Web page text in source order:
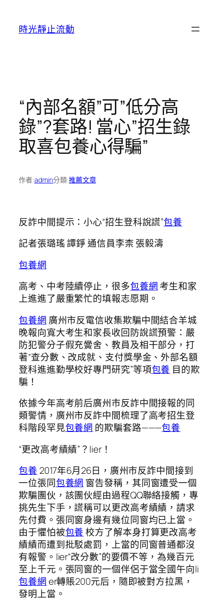
時光靜止流動
“內部名額”可”低分高
錄”?套路! 當心”招生錄
取喜包養心得騙”
作者:admin分類:推薦文章
反詐中間提示：小心“招生登科說謊”包養
記者張璐瑤 譚錚 通信員李柰 張毅濤
包養網
高考、中考陸續停止，很多包養網考生和家
上進進了嚴重繁忙的填報志愿期。
包養網 廣州市反電信收集欺騙中間結合羊城
晚報向寬大考生和家長收回防說謊預警：嚴
防犯警分子假充黌舍、教員及相干部分，打
著“查分數、改成就、支付獎學金、外部名額
登科進進勤學校好專門研究”等項包養 目的欺
騙！
依據今年高考前后廣州市反詐中間接報的同
類警情，廣州市反詐中間梳理了高考招生登
科階段罕見包養網 的欺騙套路———包養
“更改高考績績”？lier！
包養 2017年6月26日，廣州市反詐中間接到
一位張同包養網 窗告發稱，其同窗遭受一個
欺騙團伙，該團伙經由過程QQ聯絡接觸，專
挑先生下手，謊稱可以更改高考績績，請求
先付費。張同窗身邊有幾位同窗均已上當。
由于懼怕被包養校方了解本身打算更改高考
績績而遭到批駁處罰，上當的同窗普通都沒
有報警。lier“改分數”的要價不等，為幾百元
至上千元。張同窗的一個伴侶于當全國午向li
包養網er轉賬200元后，隨即被對方拉黑，
發明上當。